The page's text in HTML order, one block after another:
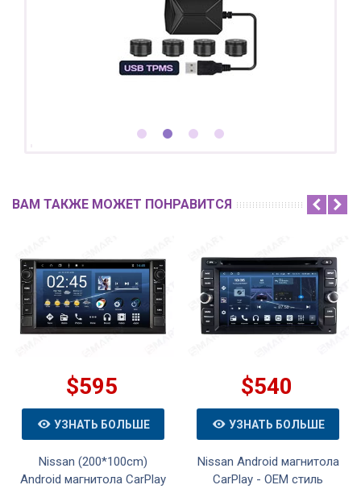
ВАМ ТАКЖЕ МОЖЕТ ПОНРАВИТСЯ
$595
УЗНАТЬ БОЛЬШЕ
Nissan (200*100cm)
Android магнитола CarPlay
$540
УЗНАТЬ БОЛЬШЕ
Nissan Android магнитола
CarPlay - OEM стиль